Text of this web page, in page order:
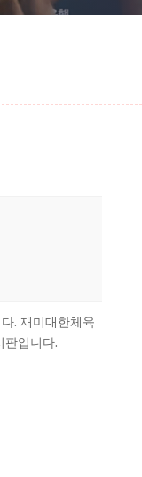
. 재미대한체육
판입니다.